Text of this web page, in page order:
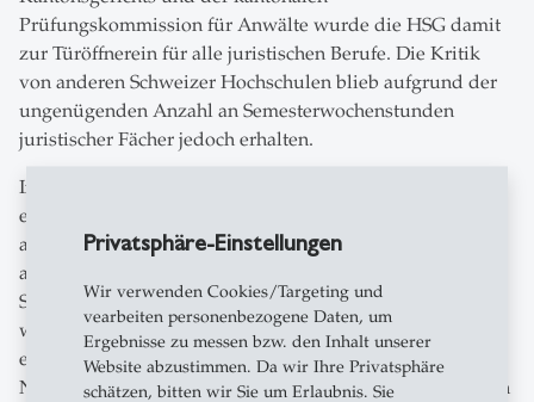
Privatsphäre-Einstellungen
Wir verwenden Cookies/Targeting und
vearbeiten personenbezogene Daten, um
Ergebnisse zu messen bzw. den Inhalt unserer
Website abzustimmen. Da wir Ihre Privatsphäre
schätzen, bitten wir Sie um Erlaubnis. Sie
Prüfungskommission für Anwälte wurde die HSG damit
zur Türöffnerein für alle juristischen Berufe. Die Kritik
von anderen Schweizer Hochschulen blieb aufgrund der
ungenügenden Anzahl an Semesterwochenstunden
juristischer Fächer jedoch erhalten.
In den frühen 1970er Jahren wurde das Projekt eines
eigenständigen St.Galler Jus-Studiums dann wieder
aufgegriffen, da die Zahlen der Jus-Studierenden an
anderen Hochschulen stetig zunahmen und sich auch die
Studierenden der HSG ein juristisches Abschlussprädikat
wünschten. Ab 1971 wurden also Studienprogramme
entwickelt und Ressourcenberechnungen durchgeführt.
Nachdem die Einführung des selbstständigen juristischen